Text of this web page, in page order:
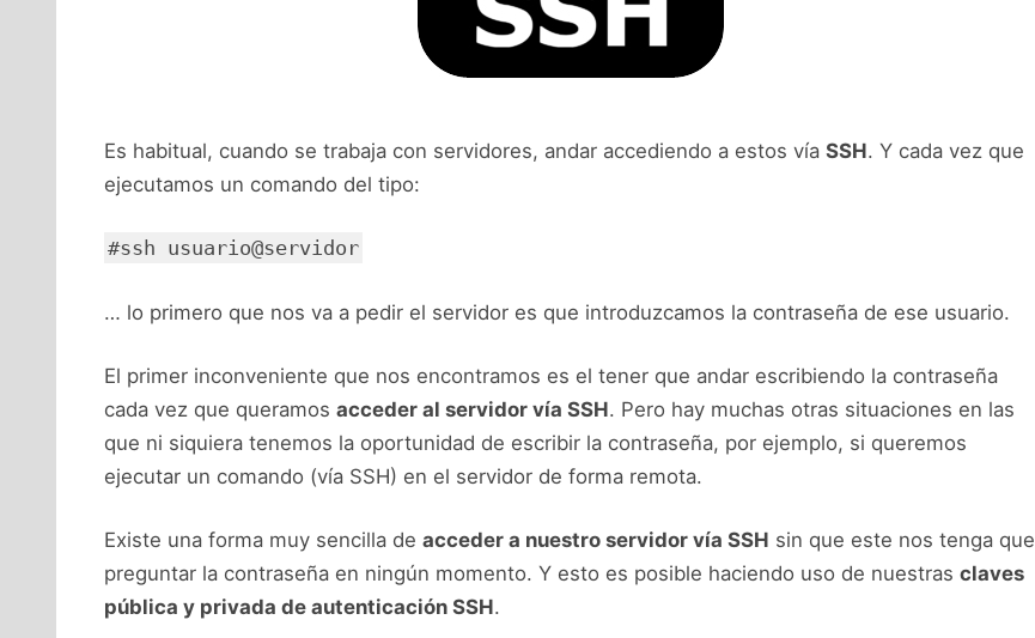
Es habitual, cuando se trabaja con servidores, andar accediendo a estos vía SSH. Y cada vez que
ejecutamos un comando del tipo:
#ssh usuario@servidor
… lo primero que nos va a pedir el servidor es que introduzcamos la contraseña de ese usuario.
El primer inconveniente que nos encontramos es el tener que andar escribiendo la contraseña
cada vez que queramos acceder al servidor vía SSH. Pero hay muchas otras situaciones en las
que ni siquiera tenemos la oportunidad de escribir la contraseña, por ejemplo, si queremos
ejecutar un comando (vía SSH) en el servidor de forma remota.
Existe una forma muy sencilla de acceder a nuestro servidor vía SSH sin que este nos tenga que
preguntar la contraseña en ningún momento. Y esto es posible haciendo uso de nuestras claves
pública y privada de autenticación SSH.